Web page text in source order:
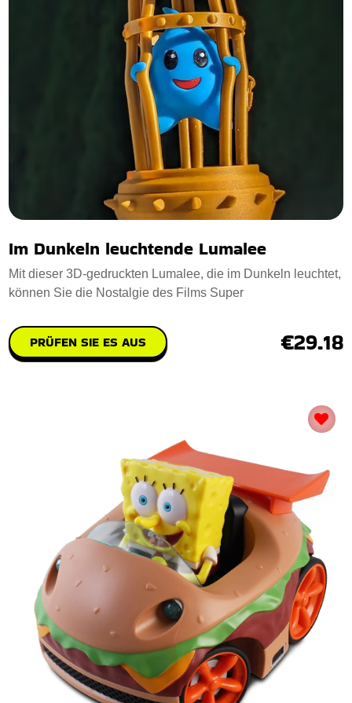
Im Dunkeln leuchtende Lumalee
Mit dieser 3D-gedruckten Lumalee, die im Dunkeln leuchtet,
können Sie die Nostalgie des Films Super
PRÜFEN SIE ES AUS €29.18